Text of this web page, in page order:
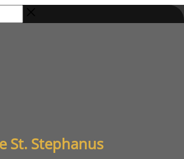
St. Stephanus